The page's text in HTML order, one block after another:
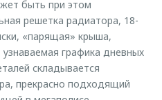
быть при этом
решетка радиатора, 18-
«парящая» крыша,
графика дневных
складывается
прекрасно подходящий